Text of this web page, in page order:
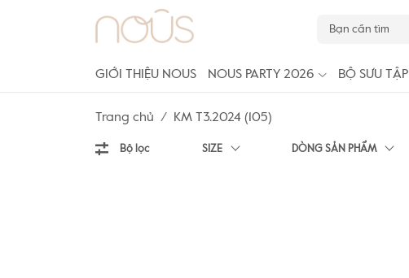
GIỚI THIỆU NOUS NOUS PARTY 2026 BỘ SƯU TẬP
Trang chủ KM T3.2024 (105)
Bộ lọc SIZE DÒNG SẢN PHẨM